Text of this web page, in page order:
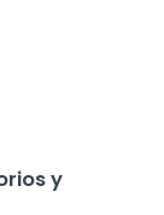
y